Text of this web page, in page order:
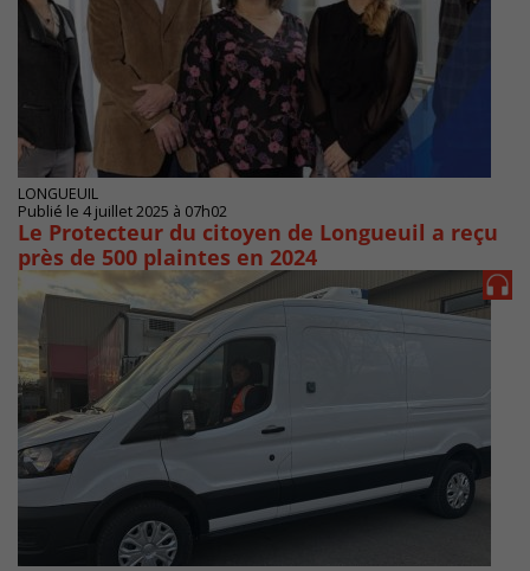
LONGUEUIL
Publié le 4 juillet 2025 à 07h02
Le Protecteur du citoyen de Longueuil a reçu
près de 500 plaintes en 2024